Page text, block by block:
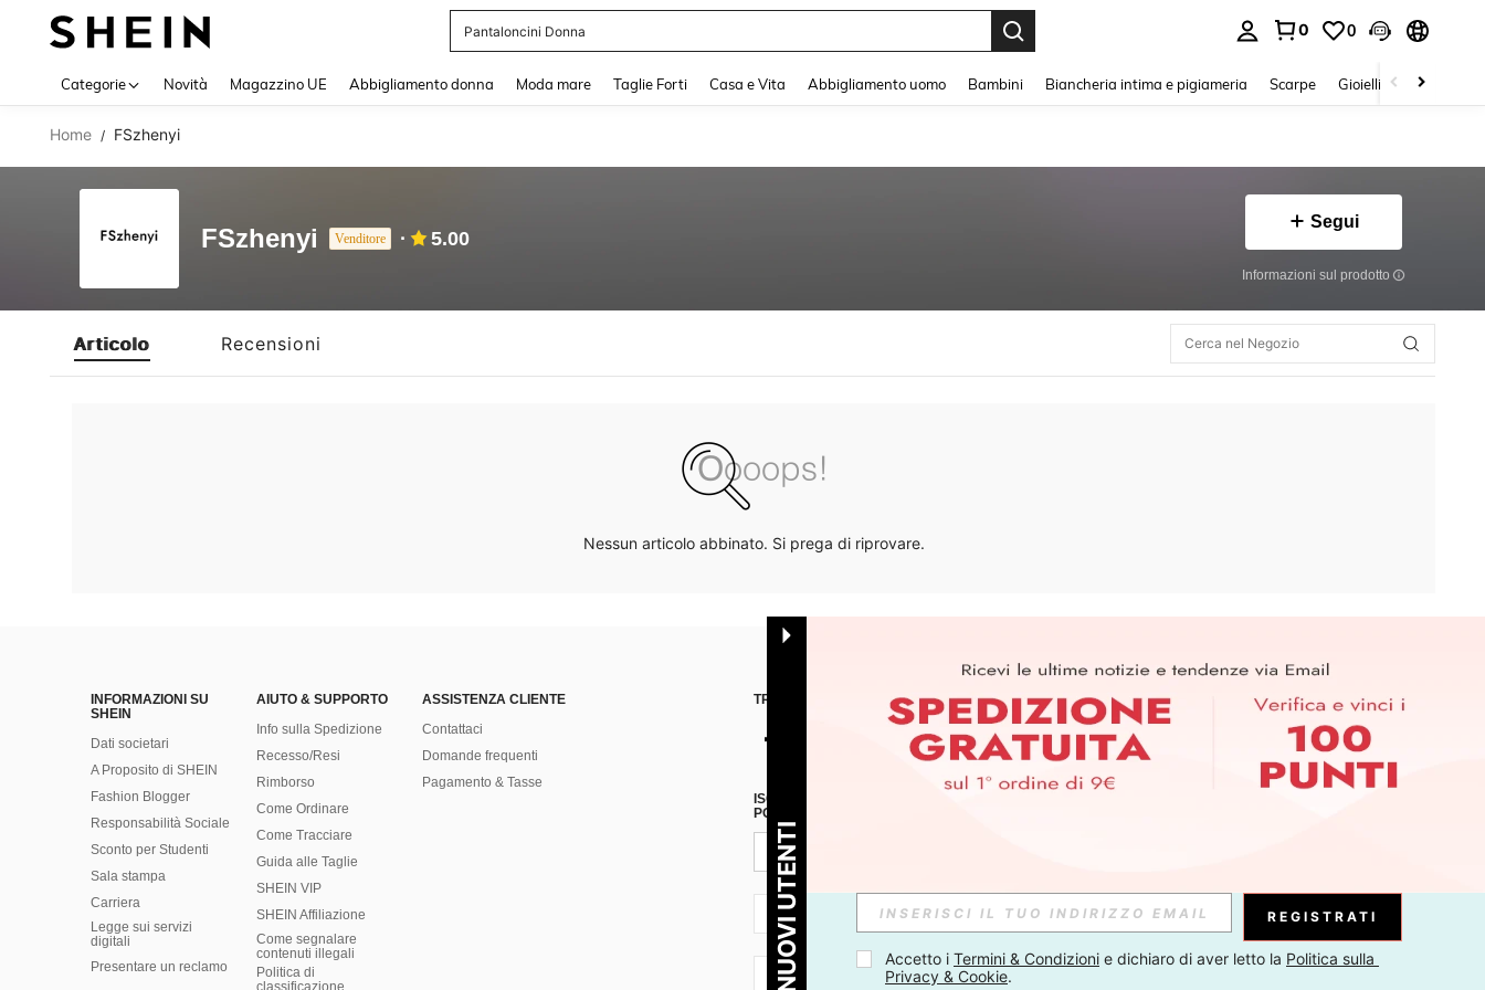
Pantaloncini Donna
0 0
Categorie Novità Magazzino UE Abbigliamento donna Moda mare Taglie Forti Casa e Vita Abbigliamento uomo Bambini Biancheria intima e pigiameria Scarpe Gioielli E Accessori
Home / FSzhenyi
FSzhenyi Venditore 5.00
Segui
Informazioni sul prodotto
Articolo Recensioni
Nessun articolo abbinato. Si prega di riprovare.
INFORMAZIONI SU
SHEIN
Dati societari
A Proposito di SHEIN
Fashion Blogger
Responsabilità Sociale
Sconto per Studenti
Sala stampa
Carriera
Legge sui servizi
digitali
Presentare un reclamo
AIUTO & SUPPORTO
Info sulla Spedizione
Recesso/Resi
Rimborso
Come Ordinare
Come Tracciare
Guida alle Taglie
SHEIN VIP
SHEIN Affiliazione
Come segnalare
contenuti illegali
Politica di
classificazione
ASSISTENZA CLIENTE
Contattaci
Domande frequenti
Pagamento & Tasse
TROVACI SU APP
ISCRIVITI ALLA NOSTRA NEWSLETTER PER SCOPRIRE LE ULTIME TENDENZE IN ANTEPRIMA! (È
POSSIBILE ANNULLARE LA SOTTOSCRIZIONE IN QUALSIASI MOMENTO).
IT + 39 Abbonati
IT + 39
PER I NUOVI UTENTI REGISTRATI
Accetto i Termini & Condizioni e dichiaro di aver letto la Politica sulla
Privacy & Cookie.